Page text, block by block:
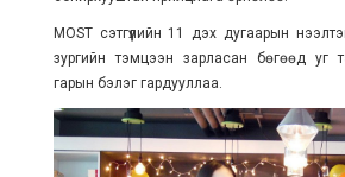
MOST сэтгүүлийн 11 дэх дугаарын
зургийн тэмцээн зарласан бөгөөд уг
гарын бэлэг гардууллаа.